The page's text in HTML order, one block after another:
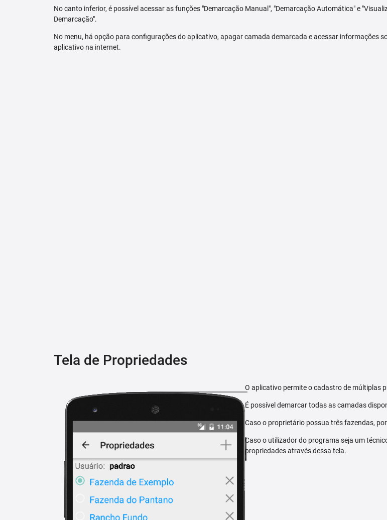
No canto inferior, é possível acessar as funções "Demarcação Manual", "Demarcação Automática" e
Demarcação".
No menu, há opção para configurações do aplicativo, apagar camada demarcada e acessar informações
aplicativo na internet.
Tela de Propriedades
O aplicativo permite o cadastro de múltiplas
É possível demarcar todas as camadas
Caso o proprietário possua três fazendas,
Caso o utilizador do programa seja um
propriedades através dessa tela.